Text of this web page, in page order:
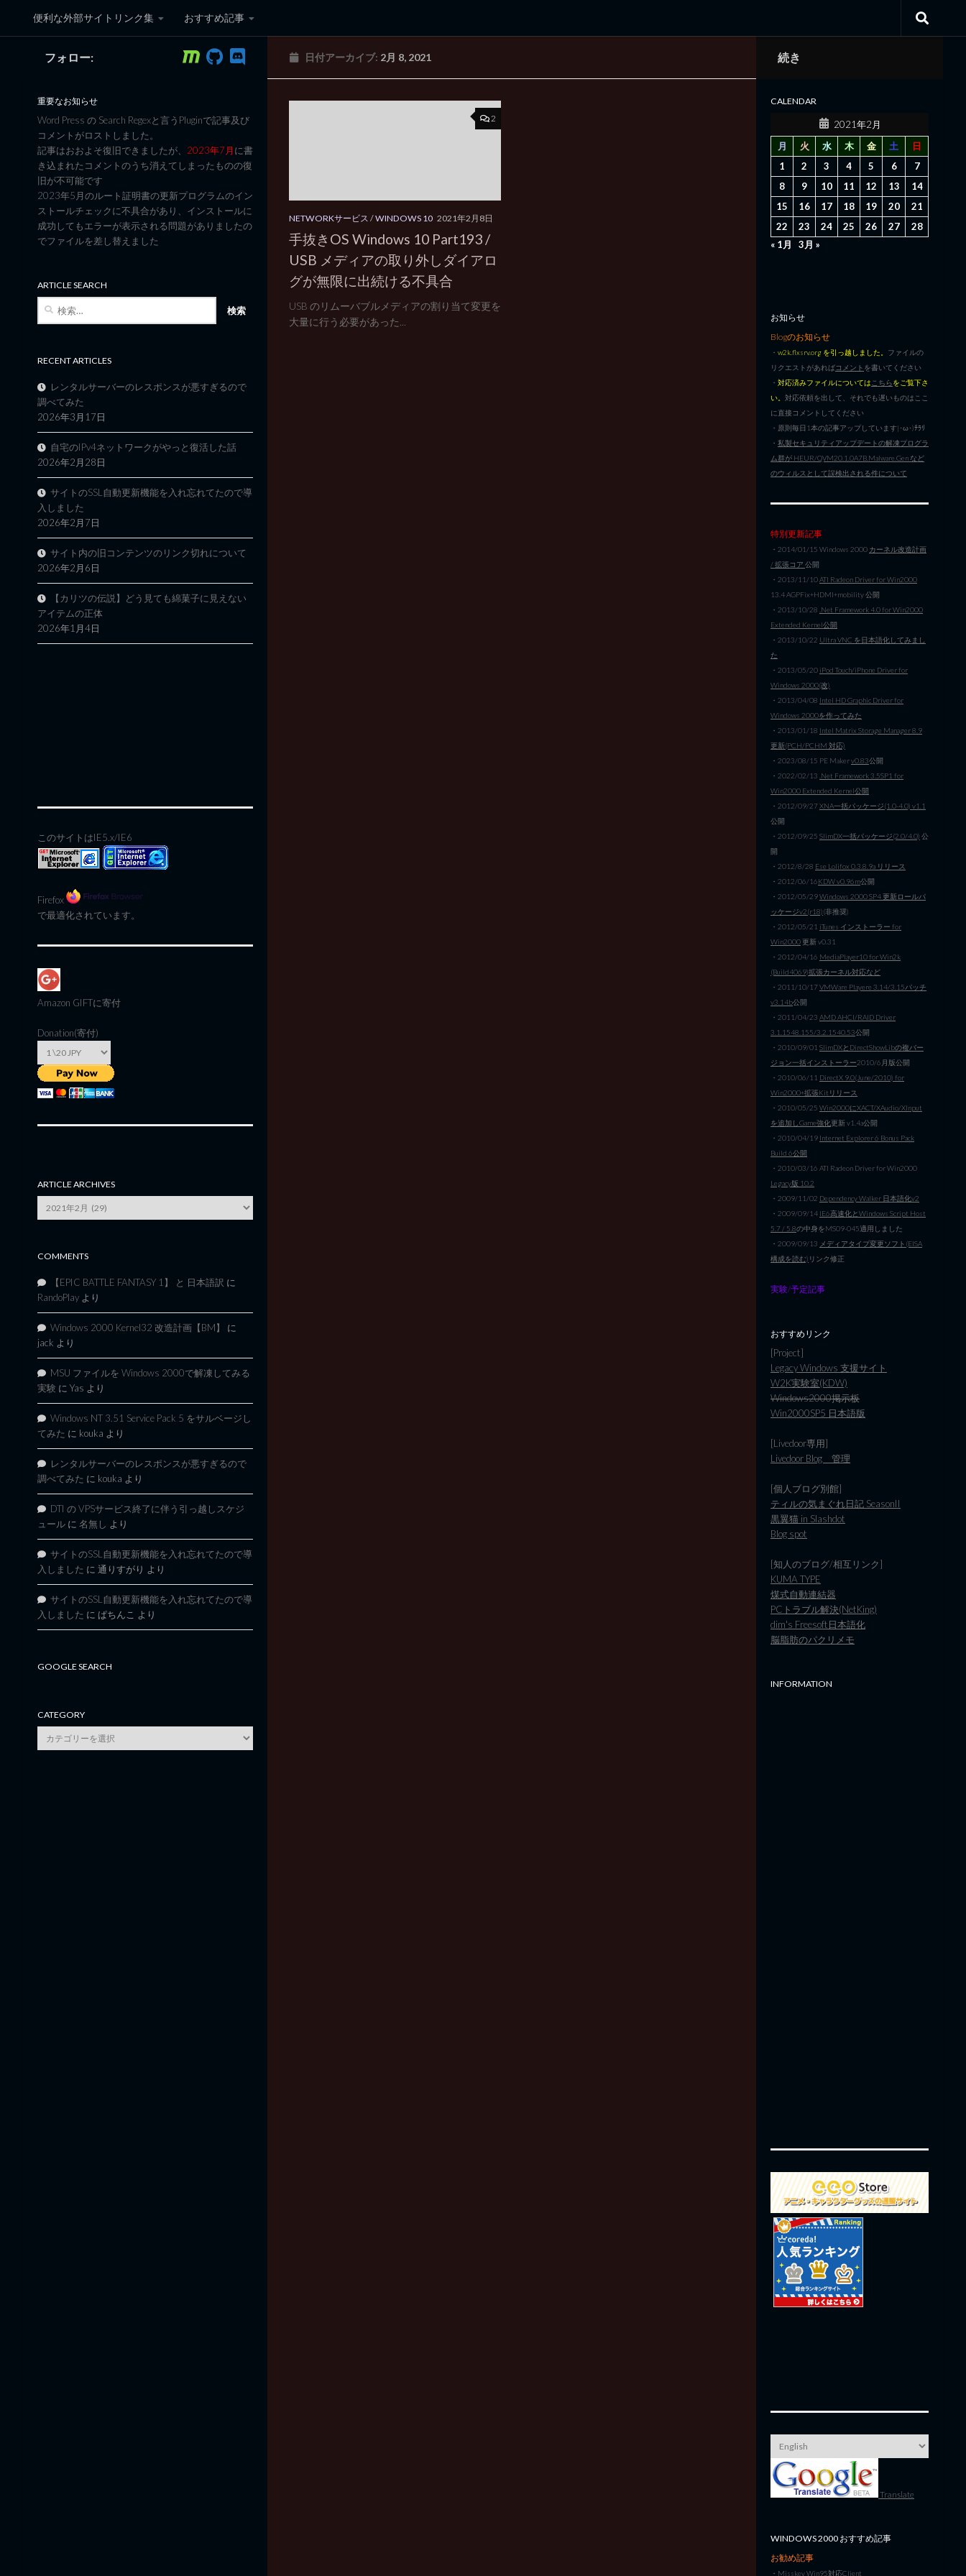
コンテンツへスキップ
便利な外部サイトリンク集 おすすめ記事
黒翼猫のコンピュータ日記 3rd Edition
日付アーカイブ: 2月 8, 2021
2
NETWORKサービス /WINDOWS 10 2021年2月8日
手抜きOS Windows 10 Part193 /
USB メディアの取り外しダイアロ
グが無限に出続ける不具合
USB のリムーバブルメディアの割り当て変更を
大量に行う必要があった...
フォロー:
重要なお知らせ
Word Press の Search Regexと言うPluginで記事及び
コメントがロストしました。
記事はおおよそ復旧できましたが、 2023年7月に書
き込まれたコメントのうち消えてしまったものの復
旧が不可能です
2023年5月のルート証明書の更新プログラムのイン
ストールチェックに不具合があり、インストールに
成功してもエラーが表示される問題がありましたの
でファイルを差し替えました
ARTICLE SEARCH
RECENT ARTICLES
レンタルサーバーのレスポンスが悪すぎるので
調べてみた
2026年3月17日
自宅のIPv4ネットワークがやっと復活した話
2026年2月28日
サイトのSSL自動更新機能を入れ忘れてたので導
入しました
2026年2月7日
サイト内の旧コンテンツのリンク切れについて
2026年2月6日
【カリツの伝説】どう見ても綿菓子に見えない
アイテムの正体
2026年1月4日
このサイトはIE5.x/IE6
Firefox
で最適化されています。
Amazon GIFTに寄付
Donation(寄付)
ARTICLE ARCHIVES
Archives
COMMENTS
【EPIC BATTLE FANTASY 1】 と 日本語訳 に
RandoPlay より
Windows 2000 Kernel32 改造計画【BM】
に
jack より
MSU ファイルを Windows 2000で解凍してみる
実験 に Yas より
Windows NT 3.51 Service Pack 5 をサルベージし
てみた に kouka より
レンタルサーバーのレスポンスが悪すぎるので
調べてみた に kouka より
DTI の VPSサービス終了に伴う引っ越しスケジ
ュール に 名無し より
サイトのSSL自動更新機能を入れ忘れてたので導
入しました に 通りすがり より
サイトのSSL自動更新機能を入れ忘れてたので導
入しました に ぱちんこ より
GOOGLE SEARCH
CATEGORY
category
続き
CALENDAR
2021年2月
月
火 水 木 金 土
日
1
2 3 4 5 6
7
8
9 10 11 12 13
14
15
16 17 18 19 20
21
22
23 24 25 26 27
28
« 1月
3月 »
お知らせ
Blogのお知らせ
・ w2k.flxsrv.org を引っ越しました。 ファイルの
リクエストがあればコメント を書いてください
・ 対応済みファイルについては こちらをご覧下さ
い。 対応依頼を出して、それでも遅いものはここ
に直接コメントしてください
・原則毎日1本の記事アップしています|･ω･)ﾁﾗﾘ
・ 私製セキュリティアップデートの解凍プログラ
ム群が HEUR/QVM20.1.0A7B.Malware.Gen など
のウィルスとして誤検出される件について
特別更新記事
・2014/01/15 Windows 2000 カーネル改造計画
/ 拡張コア 公開
・2013/11/10ATI Radeon Driver for Win2000
13.4 AGPFix+HDMI+mobility 公開
・2013/10/28 .Net Framework 4.0 for Win2000
Extended Kernel公開
・2013/10/22 Ultra VNC を日本語化してみまし
た
・2013/05/20 iPod Touch/iPhone Driver for
Windows 2000(改)
・2013/04/08 Intel HD Graphic Driver for
Windows 2000を作ってみた
・2013/01/18 Intel Matrix Storage Manager 8.9
更新(PCH/PCHM 対応)
・2023/08/15 PE Makerv0.83公開
・2022/02/13 .Net Framework 3.5SP1 for
Win2000 Extended Kernel公開
・2012/09/27XNA一括パッケージ(1.0-4.0) v1.1
公開
・2012/09/25 SlimDX一括パッケージ(2.0/4.0) 公
開
・2012/8/28 Ese Lolifox 0.3.8.9a リリース
・2012/06/16KDW v0.96m公開
・2012/05/29Windows 2000 SP4 更新ロールパ
ッケージv2(r18)(非推奨)
・2012/05/21 iTunes インストーラー for
Win2000更新 v0.31
・2012/04/16 MediaPlayer10 for Win2k
(Build4069)拡張カーネル対応など
・2011/10/17VMWare Playere 3.14/3.15パッチ
v3.14b公開
・2011/04/23 AMD AHCI/RAID Driver
3.1.1548.155/3.2.1540.53公開
・2010/09/01 SlimDXとDirectShowLibの複バー
ジョン一括インストーラー2010/6月版公開
・2010/06/11 DirectX 9.0(June/2010) for
Win2000+拡張Kitリリース
・2010/05/25 Win2000にXACT/XAudio/XInput
を追加しGame強化更新 v1.4a公開
・2010/04/19 Internet Explorer 6 Bonus Pack
Build 6公開
・2010/03/16 ATI Radeon Driver for Win2000
Legacy版 10.2
・2009/11/02 Dependency Walker 日本語化v2
・2009/09/14 IE6高速化とWindows Script Host
5.7 / 5.8の中身をMS09-045適用しました
・2009/09/13 メディアタイプ変更ソフト(EISA
構成を読む) リンク修正
実験/予定記事
おすすめリンク
[Project]
Legacy Windows 支援サイト
W2K実験室(KDW)
Windows2000掲示板
Win2000SP5 日本語版
[Livedoor専用]
Livedoor Blog 管理
[個人ブログ別館]
ティルの気まぐれ日記 SeasonII
黒翼猫 in Slashdot
Blog spot
[知人のブログ/相互リンク]
KUMA TYPE
煤式自動連結器
PCトラブル解決(NetKing)
dim's Freesoft日本語化
脳脂肪のパクリメモ
INFORMATION
Translate
WINDOWS 2000 おすすめ記事
お勧め記事
・ Misskey Win95対応Client